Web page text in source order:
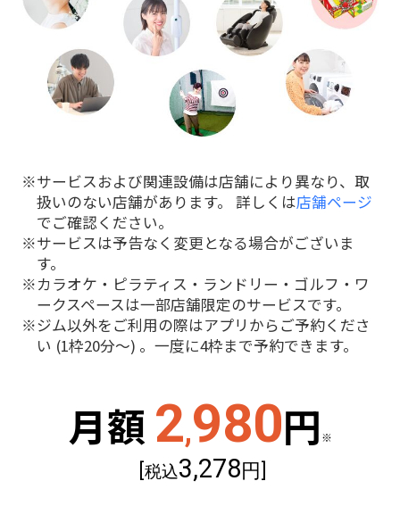
サービスおよび関連設備は店舗により異なり、取
扱いのない店舗があります。 詳しくは店舗ページ
でご確認ください。
サービスは予告なく変更となる場合がございま
す。
カラオケ・ピラティス・ランドリー・ゴルフ・ワ
ークスペースは一部店舗限定のサービスです。
ジム以外をご利用の際はアプリからご予約くださ
い (1枠20分〜) 。一度に4枠まで予約できます。
月額 2,980円 ※
税込3,278 円]